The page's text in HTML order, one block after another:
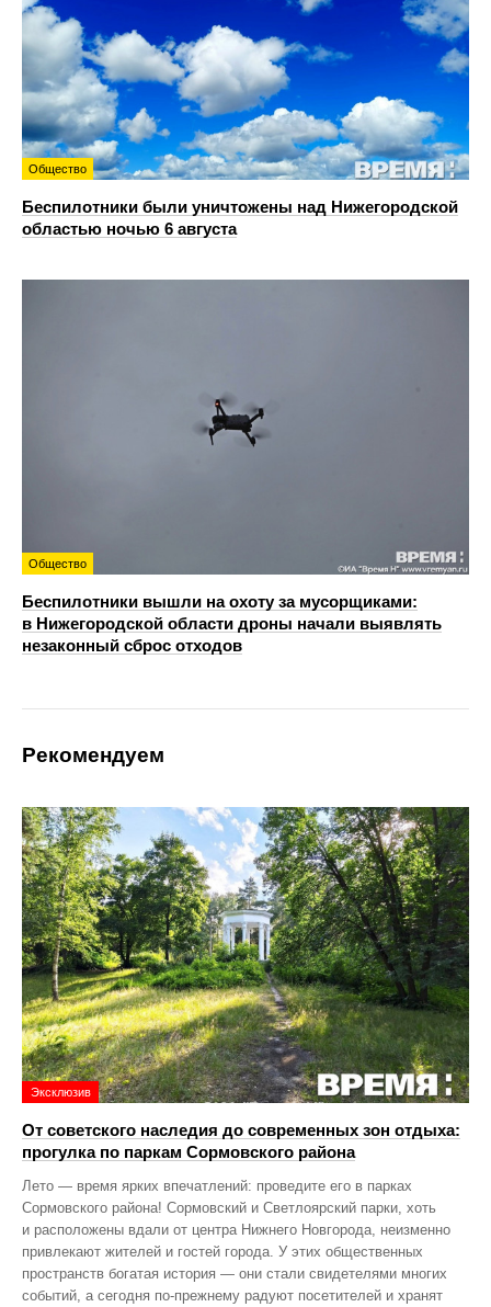
Общество
Беспилотники были уничтожены над Нижегородской
областью ночью 6 августа
Общество
Беспилотники вышли на охоту за мусорщиками:
в Нижегородской области дроны начали выявлять
незаконный сброс отходов
Рекомендуем
Эксклюзив
От советского наследия до современных зон отдыха:
прогулка по паркам Сормовского района
Лето — время ярких впечатлений: проведите его в парках
Сормовского района! Сормовский и Светлоярский парки, хоть
и расположены вдали от центра Нижнего Новгорода, неизменно
привлекают жителей и гостей города. У этих общественных
пространств богатая история — они стали свидетелями многих
событий, а сегодня по‑прежнему радуют посетителей и хранят